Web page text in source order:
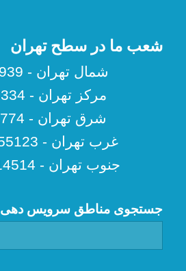
شعب ما در سطح تهران
شمال تهران - 22612939
مرکز تهران - 88549334
شرق تهران - 77031774
غرب تهران - 09124555123
جنوب تهران - 09334614514
جستجوی مناطق سرویس دهی